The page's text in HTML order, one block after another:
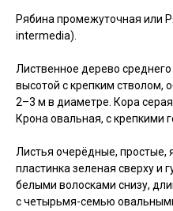
Рябина промежуточная или
intermedia).
Лиственное дерево
высотой с крепким стволом,
2–3 м в диаметре. Кора
Крона овальная, с крепкими
Листья очерёдные, простые,
пластинка зеленая сверху и
белыми волосками снизу,
с четырьмя-семью